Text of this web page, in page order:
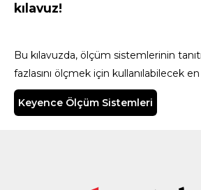
kılavuz!
Bu kılavuzda, ölçüm sistemlerinin
fazlasını ölçmek için kullanılabilecek
Keyence Ölçüm Sistemleri